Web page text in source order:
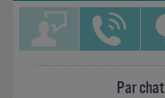
Par chat